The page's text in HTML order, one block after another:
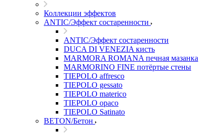
Коллекции эффектов
ANTIC/Эффект состаренности
ANTIC/Эффект состаренности
DUCA DI VENEZIA кисть
MARMORA ROMANA печная мазанка
MARMORINO FINE потёртые стены
TIEPOLO affresco
TIEPOLO gessato
TIEPOLO materico
TIEPOLO opaco
TIEPOLO Satinato
BETON/Бетон